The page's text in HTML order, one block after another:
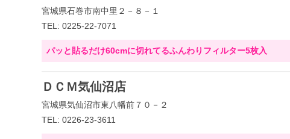
宮城県石巻市南中里２－８－１
TEL: 0225-22-7071
パッと貼るだけ60cmに切れてるふんわりフィルター5枚入
ＤＣＭ気仙沼店
宮城県気仙沼市東八幡前７０－２
TEL: 0226-23-3611